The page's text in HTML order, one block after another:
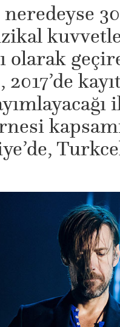
neredeyse
olarak